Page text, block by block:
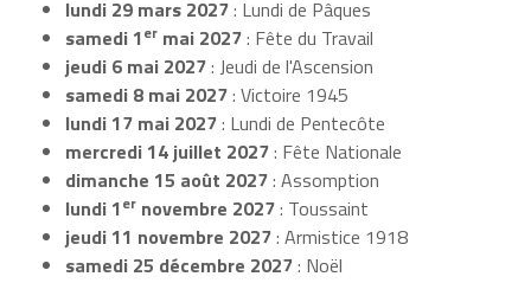
lundi 29 mars 2027: Lundi de Pâques
samedi 1er mai 2027: Fête du Travail
jeudi 6 mai 2027: Jeudi de l'Ascension
samedi 8 mai 2027: Victoire 1945
lundi 17 mai 2027: Lundi de Pentecôte
mercredi 14 juillet 2027: Fête Nationale
dimanche 15 août 2027: Assomption
lundi 1er novembre 2027: Toussaint
jeudi 11 novembre 2027: Armistice 1918
samedi 25 décembre 2027: Noël